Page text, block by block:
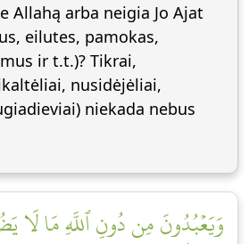
Allahą arba neigia Jo Ajat
eilutes, pamokas,
ir t.t.)? Tikrai,
nusidėjėliai,
niekada nebus
وَيَعۡبُدُونَ مِن دُونِ ٱللَّهِ مَا لَا